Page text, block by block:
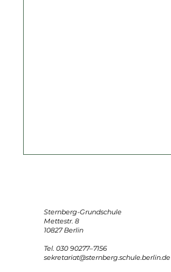
Sternberg-Grundschule
Mettestr. 8
10827 Berlin
Tel. 030 90277–7156
sekretariat@sternberg.schule.berlin.de